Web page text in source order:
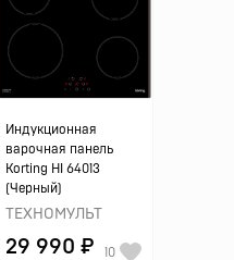
Индукционная
варочная панель
Korting HI 64013
(Черный)
ТЕХНОМУЛЬТ
29 990 ₽ 10